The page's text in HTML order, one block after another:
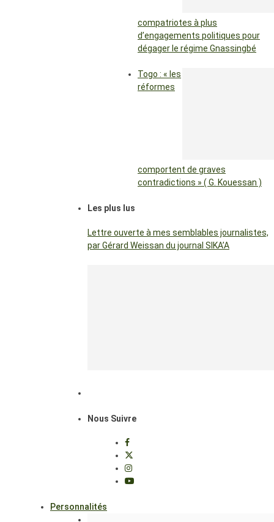
compatriotes à plus
d’engagements politiques pour
dégager le régime Gnassingbé
Togo : « les
réformes
comportent de graves
contradictions » ( G. Kouessan )
Les plus lus
Lettre ouverte à mes semblables journalistes,
par Gérard Weissan du journal SIKA’A
Nous Suivre
Personnalités